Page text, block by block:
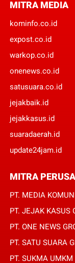
MITRA MEDIA
kominfo.co.id
expost.co.id
warkop.co.id
onenews.co.id
satusuara.co.id
jejakbaik.id
jejakkasus.id
suaradaerah.id
update24jam.id
MITRA
PT. MEDIA
PT. JEJAK KASUS
PT. ONE NEWS
PT. SATU SUARA
PT. SUKMA UMKM